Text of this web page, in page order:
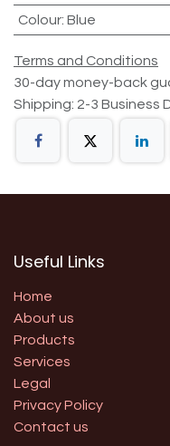
Colour: Blue
Terms and Conditions
30-day money-back
Shipping: 2-3 Business
Useful Links
Home
About us
Products
Services
Legal
Privacy Policy
Contact us